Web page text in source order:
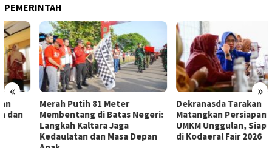
PEMERINTAH
« »
Merah Putih 81 Meter
Membentang di Batas Negeri:
Langkah Kaltara Jaga
Kedaulatan dan Masa Depan
Dekranasda Tarakan
Matangkan Persiapan Produk
UMKM Unggulan, Siap Tampil
di Kodaeral Fair 2026